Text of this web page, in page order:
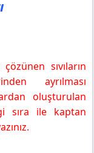
sıvıların
ayrılması
oluşturulan
sıra ile kaptan